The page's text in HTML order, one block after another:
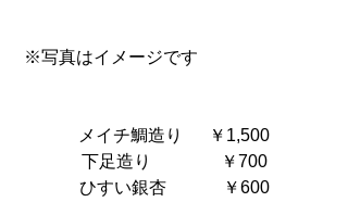
※写真はイメージです
メイチ鯛造り      ￥1,500
下足造り　            ￥700
ひすい銀杏　         ￥600